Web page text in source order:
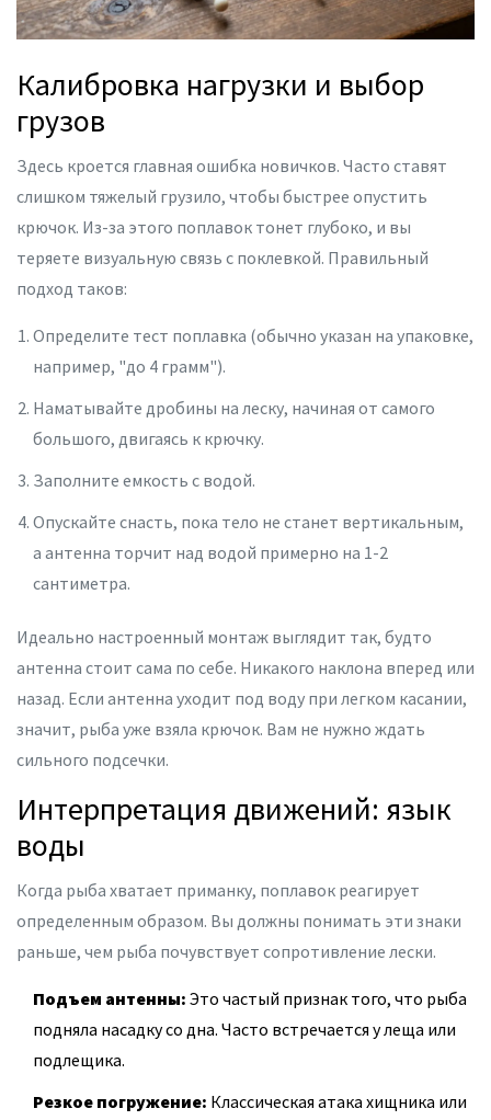
Калибровка нагрузки и выбор
грузов
Здесь кроется главная ошибка новичков. Часто ставят
слишком тяжелый грузило, чтобы быстрее опустить
крючок. Из-за этого поплавок тонет глубоко, и вы
теряете визуальную связь с поклевкой. Правильный
подход таков:
Определите тест поплавка (обычно указан на упаковке,
например, "до 4 грамм").
Наматывайте дробины на леску, начиная от самого
большого, двигаясь к крючку.
Заполните емкость с водой.
Опускайте снасть, пока тело не станет вертикальным,
а антенна торчит над водой примерно на 1-2
сантиметра.
Идеально настроенный монтаж выглядит так, будто
антенна стоит сама по себе. Никакого наклона вперед или
назад. Если антенна уходит под воду при легком касании,
значит, рыба уже взяла крючок. Вам не нужно ждать
сильного подсечки.
Интерпретация движений: язык
воды
Когда рыба хватает приманку, поплавок реагирует
определенным образом. Вы должны понимать эти знаки
раньше, чем рыба почувствует сопротивление лески.
Подъем антенны: Это частый признак того, что рыба
подняла насадку со дна. Часто встречается у леща или
подлещика.
Резкое погружение: Классическая атака хищника или